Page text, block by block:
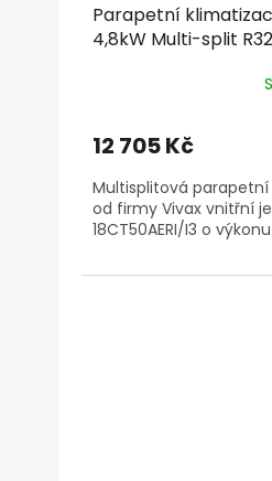
Parapetní
4,8kW Multi-split R32
12 705 Kč
Multisplitová
od firmy Vivax vnitřní
18CT50AERI/I3 o